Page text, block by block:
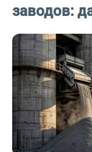
заводов: